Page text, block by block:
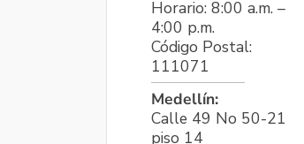
Horario: 8:00 a.m. –
4:00 p.m.
Código Postal:
111071
Medellín:
Calle 49 No 50-21
piso 14